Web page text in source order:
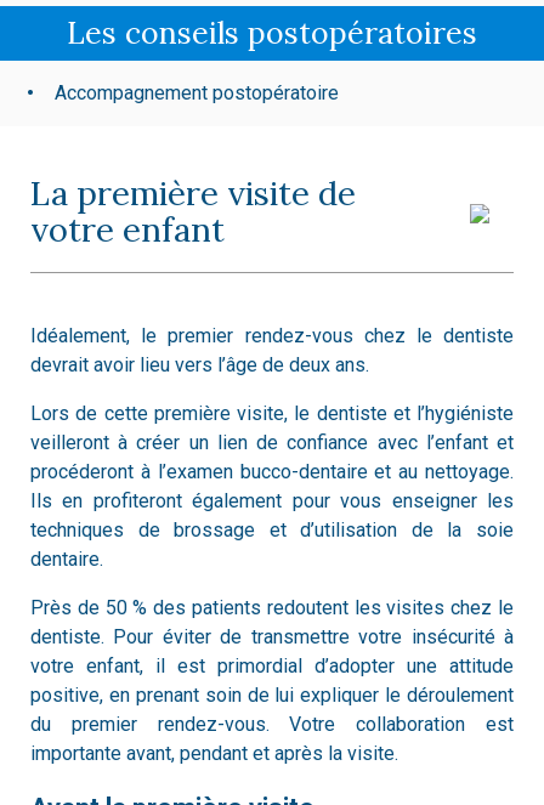
Les conseils postopératoires
Accompagnement postopératoire
La première visite de
votre enfant
Idéalement, le premier rendez-vous chez le dentiste
devrait avoir lieu vers l’âge de deux ans.
Lors de cette première visite, le dentiste et l’hygiéniste
veilleront à créer un lien de confiance avec l’enfant et
procéderont à l’examen bucco-dentaire et au nettoyage.
Ils en profiteront également pour vous enseigner les
techniques de brossage et d’utilisation de la soie
dentaire.
Près de 50 % des patients redoutent les visites chez le
dentiste. Pour éviter de transmettre votre insécurité à
votre enfant, il est primordial d’adopter une attitude
positive, en prenant soin de lui expliquer le déroulement
du premier rendez-vous. Votre collaboration est
importante avant, pendant et après la visite.